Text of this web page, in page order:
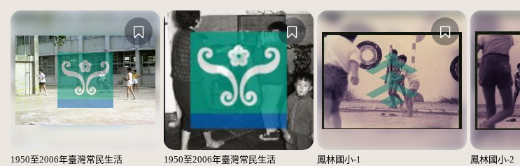
1950至2006年臺灣常民生活 1950至2006年臺灣常民生活 鳳林國小-1 鳳林國小-2